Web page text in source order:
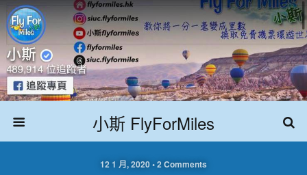
小斯 FlyForMiles
12 1 月, 2020 • 2 Comments